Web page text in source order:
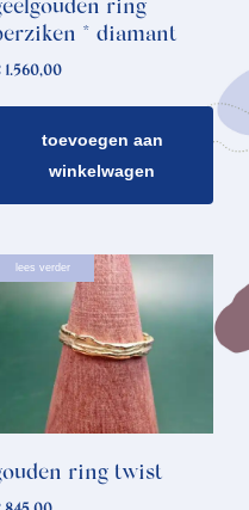
ring
* diamant
1.560,00
toevoegen aan
winkelwagen
lees verder
ring twist